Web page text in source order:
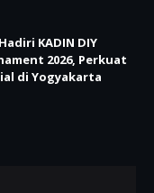
KADIN DIY
2026, Perkuat
di Yogyakarta